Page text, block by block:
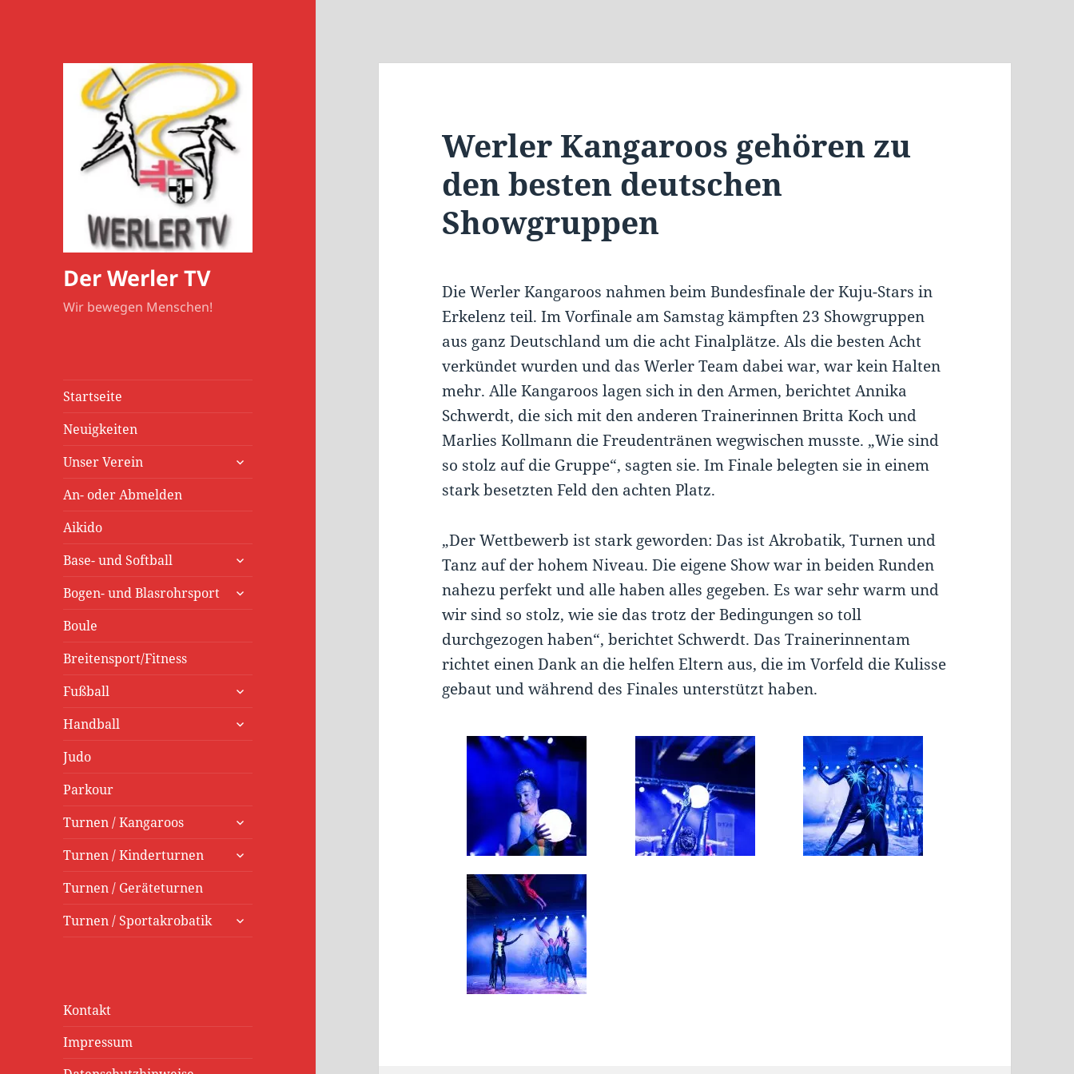
Der Werler TV
Wir bewegen Menschen!
Startseite
Neuigkeiten
Unser Verein
untermenü
An- oder Abmelden
Aikido
Base- und Softball
untermenü
Bogen- und Blasrohrsport
untermenü
Boule
Breitensport/Fitness
Fußball
untermenü
Handball
untermenü
Judo
Parkour
Turnen / Kangaroos
untermenü
Turnen / Kinderturnen
untermenü
Turnen / Geräteturnen
Turnen / Sportakrobatik
untermenü
Kontakt
Impressum
Werler Kangaroos gehören zu
den besten deutschen
Showgruppen
Die Werler Kangaroos nahmen beim Bundesfinale der Kuju-Stars in
Erkelenz teil. Im Vorfinale am Samstag kämpften 23 Showgruppen
aus ganz Deutschland um die acht Finalplätze. Als die besten Acht
verkündet wurden und das Werler Team dabei war, war kein Halten
mehr. Alle Kangaroos lagen sich in den Armen, berichtet Annika
Schwerdt, die sich mit den anderen Trainerinnen Britta Koch und
Marlies Kollmann die Freudentränen wegwischen musste. „Wie sind
so stolz auf die Gruppe“, sagten sie. Im Finale belegten sie in einem
stark besetzten Feld den achten Platz.
„Der Wettbewerb ist stark geworden: Das ist Akrobatik, Turnen und
Tanz auf der hohem Niveau. Die eigene Show war in beiden Runden
nahezu perfekt und alle haben alles gegeben. Es war sehr warm und
wir sind so stolz, wie sie das trotz der Bedingungen so toll
durchgezogen haben“, berichtet Schwerdt. Das Trainerinnentam
richtet einen Dank an die helfen Eltern aus, die im Vorfeld die Kulisse
gebaut und während des Finales unterstützt haben.